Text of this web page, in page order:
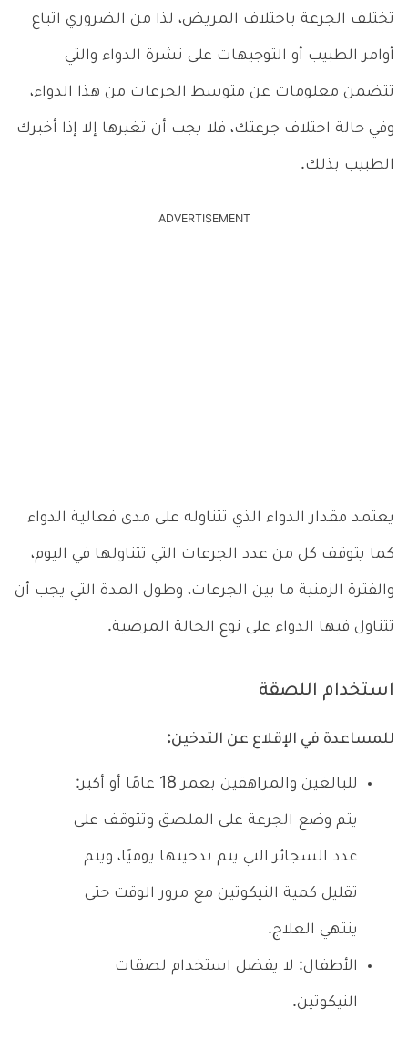
تختلف الجرعة باختلاف المريض، لذا من الضروري اتباع
أوامر الطبيب أو التوجيهات على نشرة الدواء والتي
تتضمن معلومات عن متوسط الجرعات من هذا الدواء،
وفي حالة اختلاف جرعتك، فلا يجب أن تغيرها إلا إذا أخبرك
الطبيب بذلك.
ADVERTISEMENT
يعتمد مقدار الدواء الذي تتناوله على مدى فعالية الدواء
كما يتوقف كل من عدد الجرعات التي تتناولها في اليوم،
والفترة الزمنية ما بين الجرعات، وطول المدة التي يجب أن
تتناول فيها الدواء على نوع الحالة المرضية.
استخدام اللصقة
للمساعدة في الإقلاع عن التدخين:
للبالغين والمراهقين بعمر 18 عامًا أو أكبر:
يتم وضع الجرعة على الملصق وتتوقف على
عدد السجائر التي يتم تدخينها يوميًا، ويتم
تقليل كمية النيكوتين مع مرور الوقت حتى
ينتهي العلاج.
الأطفال: لا يفضل استخدام لصقات
النيكوتين.